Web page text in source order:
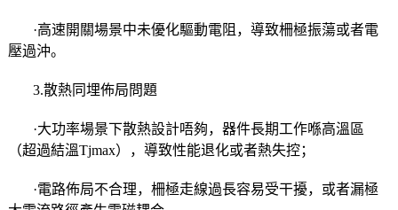
·高速開關場景中未優化驅動電阻，導致柵極振蕩或者電
壓過沖。
3.散熱同埋佈局問題
·大功率場景下散熱設計唔夠，器件長期工作喺高溫區
（超過結溫Tjmax），導致性能退化或者熱失控；
·電路佈局不合理，柵極走線過長容易受干擾，或者漏極